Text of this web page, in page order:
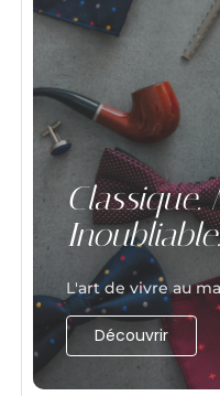
Classique.
Inoubliable.
L'art de vivre au
Découvrir